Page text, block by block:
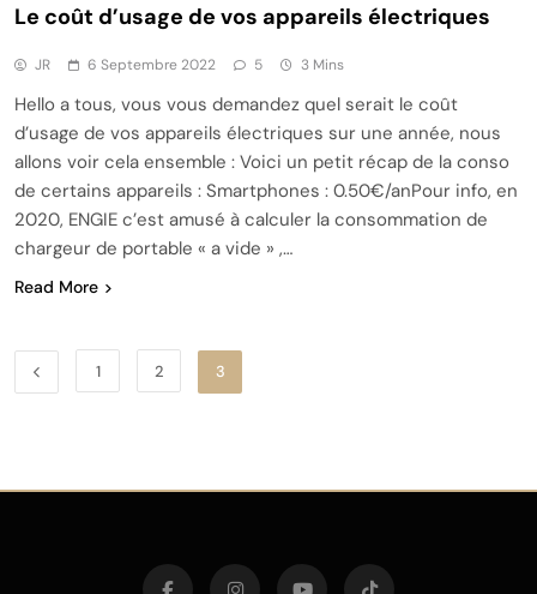
Le coût d’usage de vos appareils électriques
JR 6 Septembre 2022 5 3 Mins
Hello a tous, vous vous demandez quel serait le coût
d’usage de vos appareils électriques sur une année, nous
allons voir cela ensemble : Voici un petit récap de la conso
de certains appareils : Smartphones : 0.50€/anPour info, en
2020, ENGIE c’est amusé à calculer la consommation de
chargeur de portable « a vide » ,…
Read More
1 2 3